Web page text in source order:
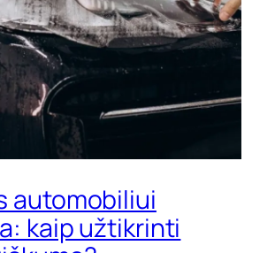
automobiliui
kaip užtikrinti